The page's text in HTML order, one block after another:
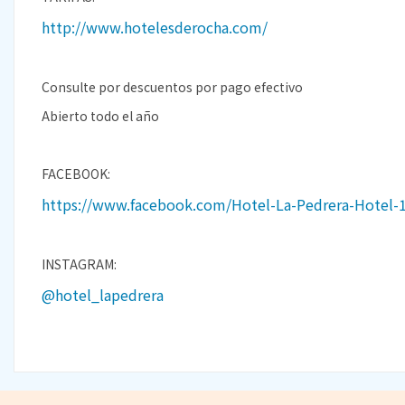
http://www.hotelesderocha.com/
Consulte por descuentos por pago efectivo
Abierto todo el año
FACEBOOK:
https://www.facebook.com/Hotel-La-Pedrera-Hotel-
INSTAGRAM:
@hotel_lapedrera